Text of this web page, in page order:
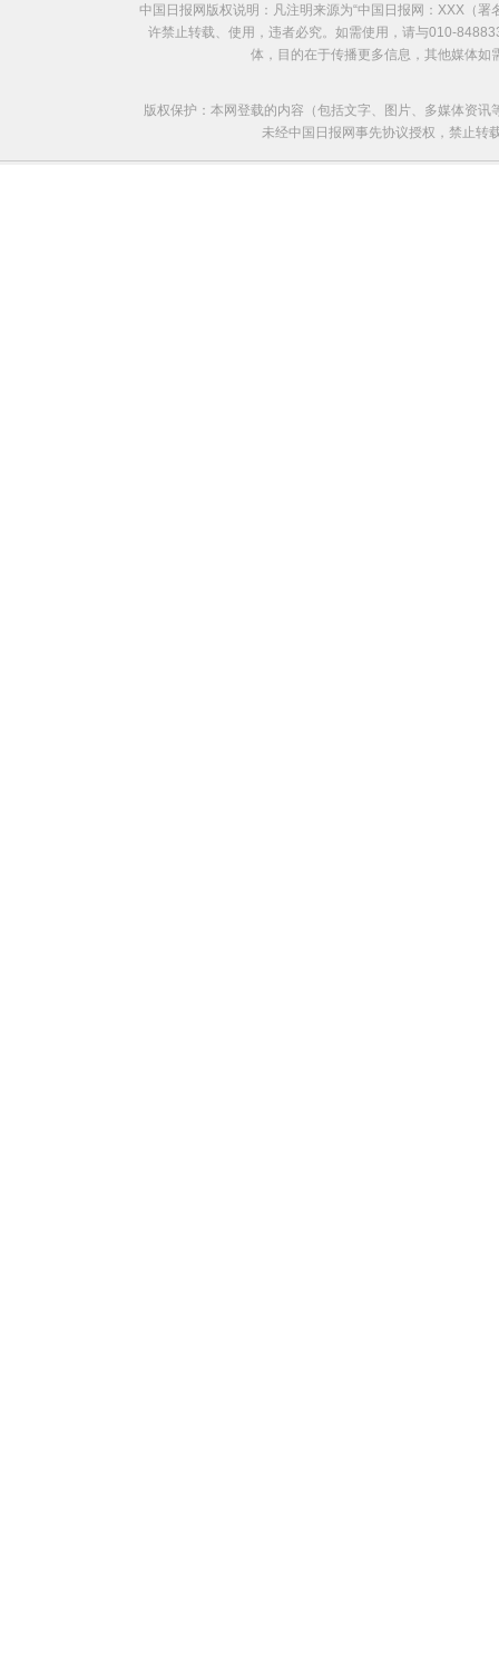
中国日报网版权说明：凡注明来源为“中国日报网：XXX（
许禁止转载、使用，违者必究。如需使用，请与010-
体，目的在于传播更多信息，其他媒体
版权保护：本网登载的内容（包括文字、图片、多媒体资
未经中国日报网事先协议授权，禁止转